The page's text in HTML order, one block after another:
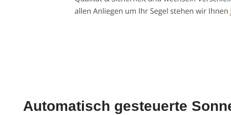
Automatisch gesteuerte